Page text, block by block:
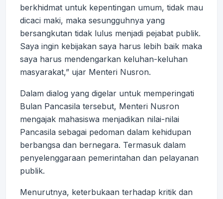
berkhidmat untuk kepentingan umum, tidak mau
dicaci maki, maka sesungguhnya yang
bersangkutan tidak lulus menjadi pejabat publik.
Saya ingin kebijakan saya harus lebih baik maka
saya harus mendengarkan keluhan-keluhan
masyarakat,” ujar Menteri Nusron.
Dalam dialog yang digelar untuk memperingati
Bulan Pancasila tersebut, Menteri Nusron
mengajak mahasiswa menjadikan nilai-nilai
Pancasila sebagai pedoman dalam kehidupan
berbangsa dan bernegara. Termasuk dalam
penyelenggaraan pemerintahan dan pelayanan
publik.
Menurutnya, keterbukaan terhadap kritik dan